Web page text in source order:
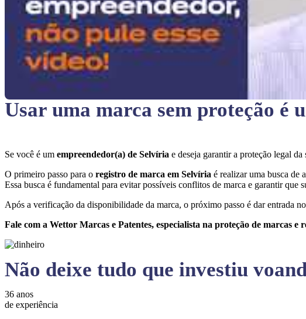
Usar uma marca sem proteção é
Se você é um empreendedor(a) de Selvíria e deseja garantir a proteção legal
O primeiro passo para o registro de marca em Selvíria é realizar uma busca de
Essa busca é fundamental para evitar possíveis conflitos de marca e garantir que
Após a verificação da disponibilidade da marca, o próximo passo é dar entrada
Fale com a Wettor Marcas e Patentes, especialista na proteção de marcas
Não deixe tudo que investiu
36 anos
de experiência